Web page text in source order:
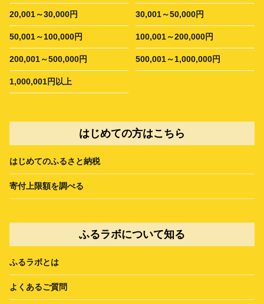
20,001～30,000円 30,001～50,000円
50,001～100,000円 100,001～200,000円
200,001～500,000円 500,001～1,000,000円
1,000,001円以上
はじめての方はこちら
はじめてのふるさと納税
寄付上限額を調べる
ふるラボについて知る
ふるラボとは
よくあるご質問